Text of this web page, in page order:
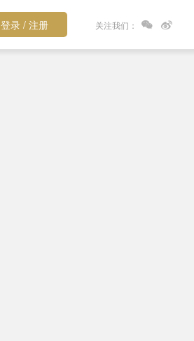
登录 / 注册 关注我们：